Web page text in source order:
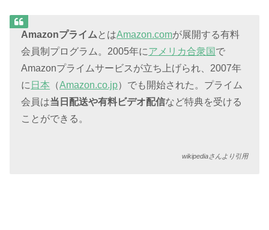
Amazonプライム とはAmazon.comが展開する有料
会員制プログラム。2005年にアメリカ合衆国 で
Amazonプライムサービスが立ち上げられ、2007年
に 日本 （Amazon.co.jp）でも開始された。プライム
会員は当日配送や有料ビデオ配信など特典を受ける
ことができる。
wikipediaさんより引用